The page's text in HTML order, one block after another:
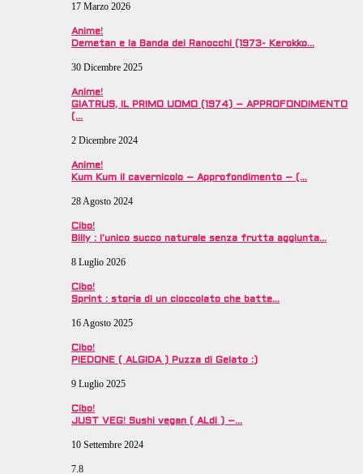
17 Marzo 2026
Anime!
Demetan e la Banda dei Ranocchi (1973- Kerokko…
30 Dicembre 2025
Anime!
GIATRUS, IL PRIMO UOMO (1974) – APPROFONDIMENTO
(…
2 Dicembre 2024
Anime!
Kum Kum il cavernicolo – Approfondimento – (…
28 Agosto 2024
Cibo!
Billy : l’unico succo naturale senza frutta aggiunta…
8 Luglio 2026
Cibo!
Sprint : storia di un cioccolato che batte…
16 Agosto 2025
Cibo!
PIEDONE ( ALGIDA ) Puzza di Gelato :)
9 Luglio 2025
Cibo!
JUST VEG! Sushi vegan ( ALdi ) –…
10 Settembre 2024
7.8